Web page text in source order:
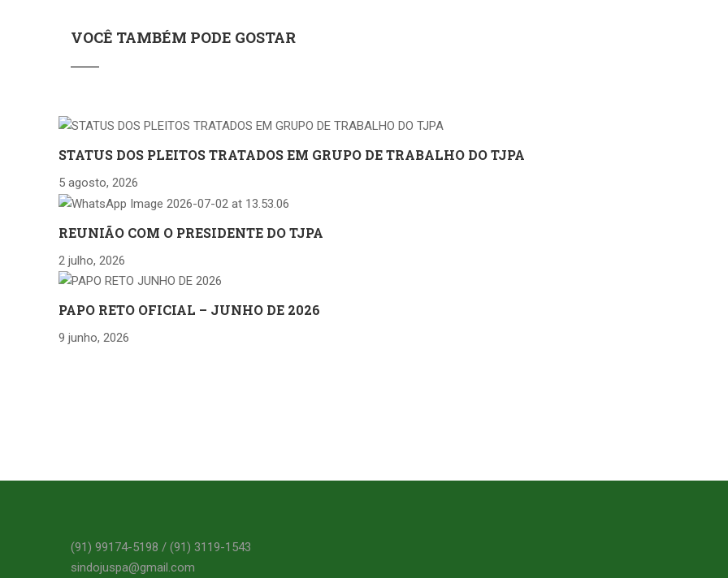
VOCÊ TAMBÉM PODE GOSTAR
STATUS DOS PLEITOS TRATADOS EM GRUPO DE TRABALHO DO TJPA
5 agosto, 2026
REUNIÃO COM O PRESIDENTE DO TJPA
2 julho, 2026
PAPO RETO OFICIAL – JUNHO DE 2026
9 junho, 2026
(91) 99174-5198 / (91) 3119-1543
sindojuspa@gmail.com